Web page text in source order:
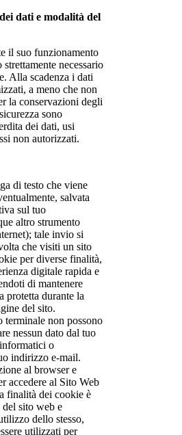
dati e modalità del
il suo funzionamento
necessario
Alla scadenza i dati
a meno che non
la conservazioni degli
sono
dei dati, usi
non autorizzati.
di testo che viene
salvata
sul tuo
altro strumento
tale invio si
che visiti un sito
per diverse finalità,
digitale rapida e
di mantenere
protetta durante la
del sito.
non possono
nessun dato dal tuo
o
indirizzo e-mail.
al browser e
accedere al Sito Web
finalità dei cookie è
sito web e
dello stesso,
utilizzati per